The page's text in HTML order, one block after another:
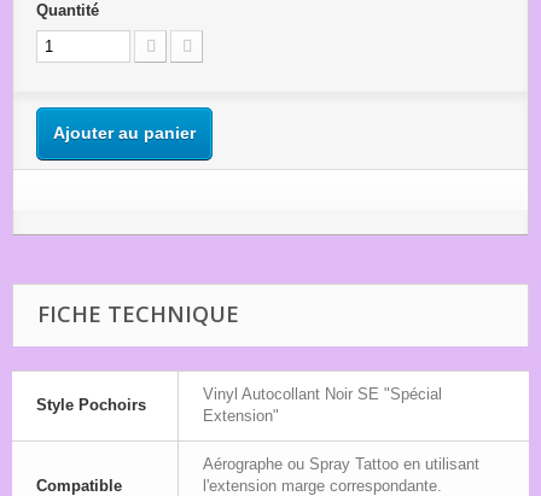
Quantité
Ajouter au panier
FICHE TECHNIQUE
Style Pochoirs
Vinyl Autocollant Noir SE "Spécial
Extension"
Compatible
Aérographe ou Spray Tattoo en utilisant
l'extension marge correspondante.